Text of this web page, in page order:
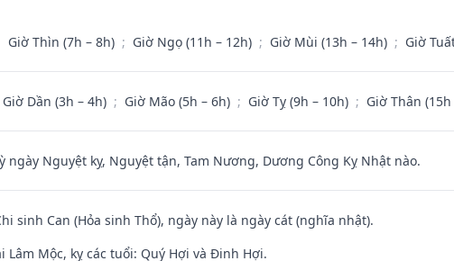
Giờ Thìn (7h – 8h) ; Giờ Ngọ (11h – 12h) ; Giờ Mùi (13h – 14h) ; Giờ
Giờ Dần (3h – 4h) ; Giờ Mão (5h – 6h) ; Giờ Tỵ (9h – 10h) ; Giờ Thân
ngày Nguyệt kỵ, Nguyệt tận, Tam Nương, Dương Công Kỵ Nhật nào.
sinh Can (Hỏa sinh Thổ), ngày này là ngày cát (nghĩa nhật).
Lâm Mộc, kỵ các tuổi: Quý Hợi và Đinh Hợi.